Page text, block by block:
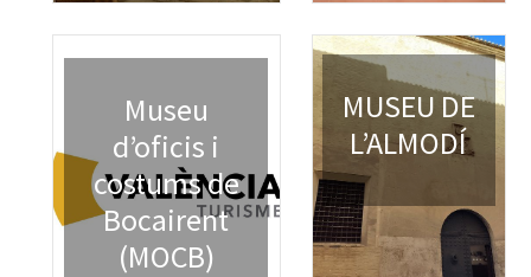
Museu
d’oficis i
costums de
Bocairent
(MOCB)
MUSEU DE
L’ALMODÍ